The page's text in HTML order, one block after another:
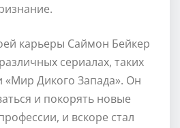
карьеры Саймон Бейкер
сериалах, таких
«Мир Дикого Запада». Он
и покорять новые
и вскоре стал